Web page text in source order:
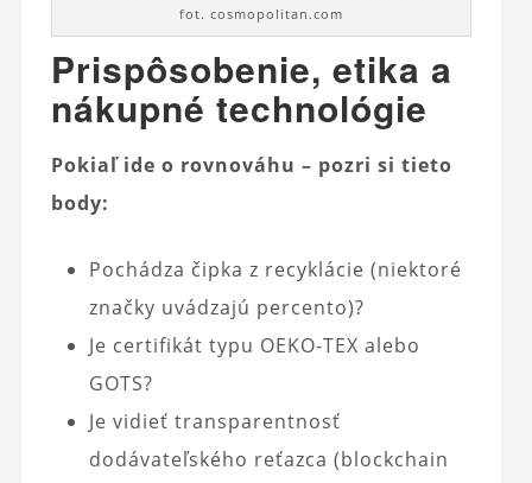
fot. cosmopolitan.com
Prispôsobenie, etika a
nákupné technológie
Pokiaľ ide o rovnováhu – pozri si tieto
body:
Pochádza čipka z recyklácie (niektoré
značky uvádzajú percento)?
Je certifikát typu OEKO-TEX alebo
GOTS?
Je vidieť transparentnosť
dodávateľského reťazca (blockchain